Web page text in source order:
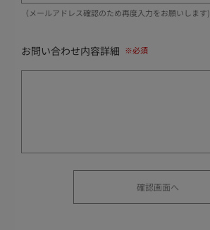
（メールアドレス確認のため再度入力をお願いします)
お問い合わせ内容詳細